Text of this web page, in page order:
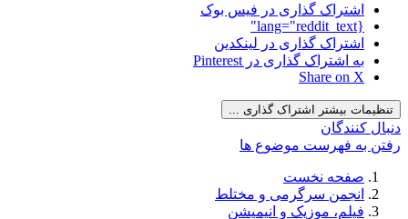
اشتراک گذاری در فیس بوک
{lang="reddit_text"
اشتراک گذاری در لینکدین
به اشتراک گذاری در Pinterest
Share on X
تنظیمات بیشتر اشتراک گذاری ...
دنبال کنندگان
رفتن به فهرست موضوع ها
صفحه نخست
انجمن سرگرمی و مختلط
فیلم، موزیک و انیمیشن